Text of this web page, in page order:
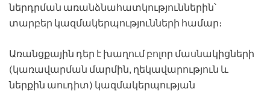
ներդրման առանձնահատկություններին՝
տարբեր կազմակերպությունների համար։
Առանցքային դեր է խաղում բոլոր մասնակիցների
(կառավարման մարմին, ղեկավարություն և
ներքին աուդիտ) կազմակերպության